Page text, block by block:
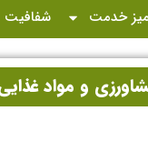
میز خدمت شفافیت
و مواد غذایی با